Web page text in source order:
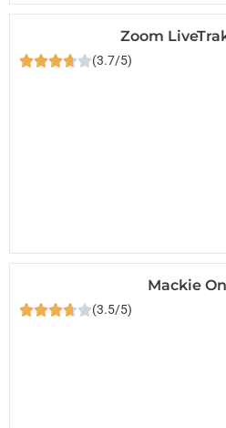
Zoom
(3.7/5)
Mackie
(3.5/5)